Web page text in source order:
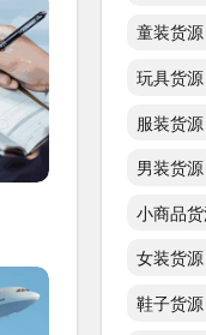
童装货源
玩具货源
服装货源
男装货源
小商品
女装货源
鞋子货源